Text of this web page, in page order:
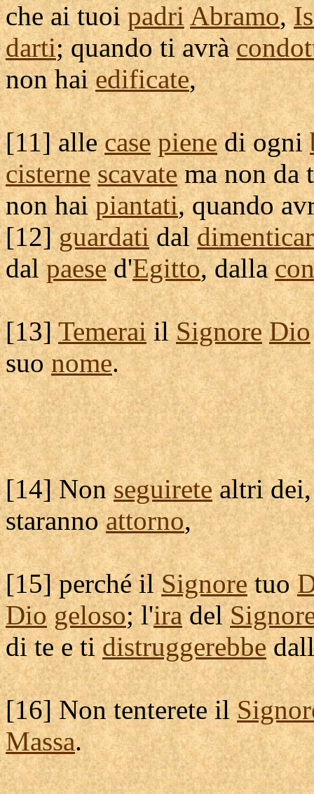
che ai tuoipadriAbramo,
darti; quando ti avrà
non haiedificate,
[11] allecase pienedi ogni
cisterne scavatema non da
non haipiantati, quando
[12]guardatidal
dalpaesed'Egitto, dalla
[13]TemeraiilSignore Dio
suonome.
[14] Nonseguiretealtri
starannoattorno,
[15] perché ilSignoretuo
Dio geloso; l'iradel
di te e tidistruggerebbe
[16] Nontentereteil
Massa.